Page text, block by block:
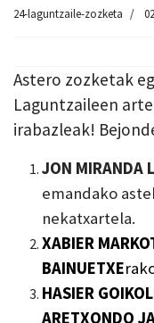
24-laguntzaile-zozketa
Astero zozketak
Laguntzaileen
irabazleak!
JON MIRANDA
emandako
nekatxartela.
XABIER
BAINUETXE
HASIER
ARETXONDO